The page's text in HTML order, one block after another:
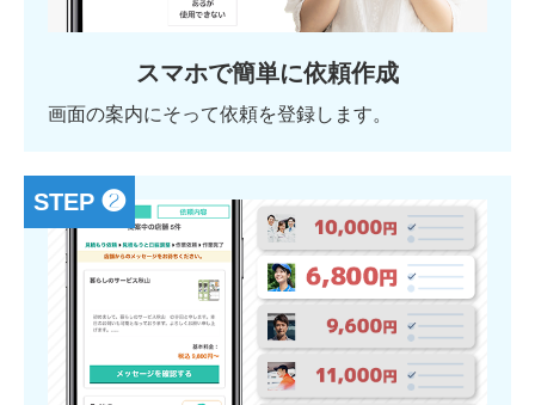
スマホで簡単に依頼作成
画面の案内にそって依頼を登録します。
STEP ❷